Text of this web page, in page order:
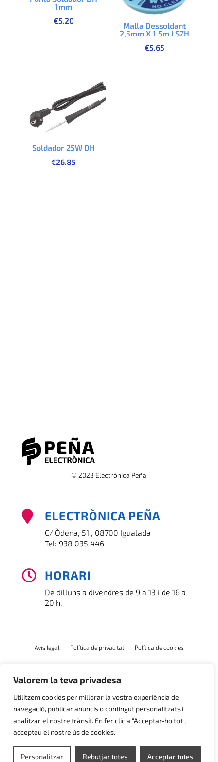
Valorem la teva privadesa
Utilitzem cookies per millorar la vostra experiència de
navegació, publicar anuncis o contingut personalitzats i
analitzar el nostre trànsit. En fer clic a "Acceptar-ho tot",
accepteu el nostre ús de cookies.
Personalitzar Rebutjar totes Acceptar totes
1mm
€5.20
Malla Dessoldant
2,5mm X 1.5m LSZH
€5.65
Soldador 25W DH
€26.85
© 2023 Electrònica Peña
 ELECTRÒNICA PEÑA
C/ Òdena, 51 , 08700 Igualada
Tel: 938 035 446
 HORARI
De dilluns a divendres de 9 a 13 i de 16 a
20 h.
Avís legal Política de privacitat Política de cookies